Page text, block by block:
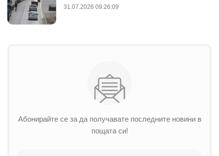
31.07.2026 09:26:09
Абонирайте се за да получавате последните новини в
пощата си!